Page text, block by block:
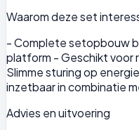
Waarom deze set
- Complete setopbouw
platform - Geschikt voor
Slimme sturing op
inzetbaar in combinatie
Advies en uitvoering